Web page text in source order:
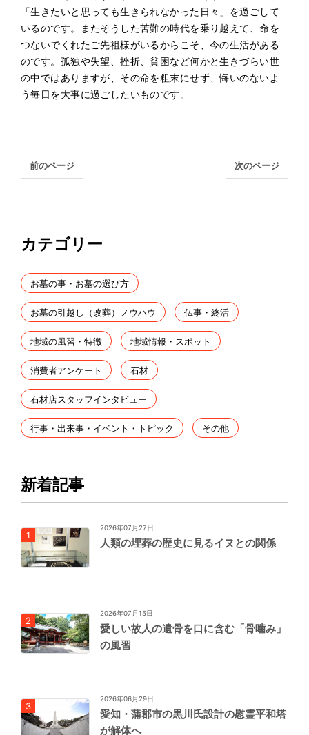
「生きたいと思っても生きられなかった日々」を過ごして
いるのです。またそうした苦難の時代を乗り越えて、命を
つないでくれたご先祖様がいるからこそ、今の生活がある
のです。孤独や失望、挫折、貧困など何かと生きづらい世
の中ではありますが、その命を粗末にせず、悔いのないよ
う毎日を大事に過ごしたいものです。
前のページ 次のページ
カテゴリー
お墓の事・お墓の選び方
お墓の引越し（改葬）ノウハウ 仏事・終活
地域の風習・特徴 地域情報・スポット
消費者アンケート 石材
石材店スタッフインタビュー
行事・出来事・イベント・トピック その他
新着記事
2026年07月27日
人類の埋葬の歴史に見るイヌとの関係
2026年07月15日
愛しい故人の遺骨を口に含む「骨噛み」
の風習
2026年06月29日
愛知・蒲郡市の黒川氏設計の慰霊平和塔
が解体へ